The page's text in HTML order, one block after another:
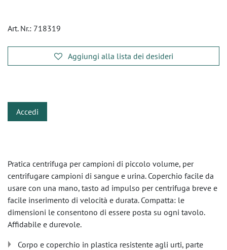
Art. Nr.: 718319
Aggiungi alla lista dei desideri
Accedi
Pratica centrifuga per campioni di piccolo volume, per
centrifugare campioni di sangue e urina. Coperchio facile da
usare con una mano, tasto ad impulso per centrifuga breve e
facile inserimento di velocità e durata. Compatta: le
dimensioni le consentono di essere posta su ogni tavolo.
Affidabile e durevole.
Corpo e coperchio in plastica resistente agli urti, parte